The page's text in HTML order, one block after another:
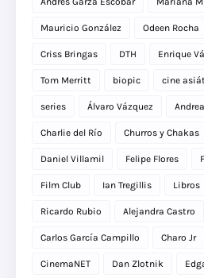
Mauricio González Odeen Rocha
Criss Bringas DTH Enrique
Tom Merritt biopic cine
series Álvaro Vázquez
Charlie del Río Churros y Chakas
Daniel Villamil Felipe Flores
Film Club Ian Tregillis Libros
Ricardo Rubio Alejandra Castro
Carlos García Campillo Charo Jr
CinemaNET Dan Zlotnik